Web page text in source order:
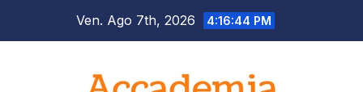
Ven. Ago 7th, 2026 4:16:44 PM